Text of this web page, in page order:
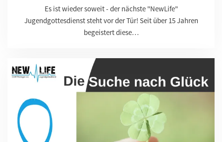
Es ist wieder soweit - der nächste "NewLife"
Jugendgottesdienst steht vor der Tür! Seit über 15 Jahren
begeistert diese…